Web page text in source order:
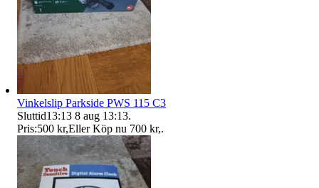
Vinkelslip Parkside PWS 115 C3
Sluttid13:13 8 aug 13:13.
Pris:500 kr,Eller Köp nu 700 kr,.